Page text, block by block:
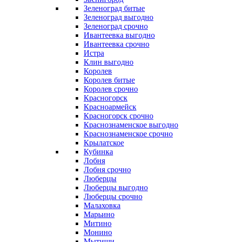
Зеленоград битые
Зеленоград выгодно
Зеленоград срочно
Ивантеевка выгодно
Ивантеевка срочно
Истра
Клин выгодно
Королев
Королев битые
Королев срочно
Красногорск
Красноармейск
Красногорск срочно
Краснознаменское выгодно
Краснознаменское срочно
Крылатское
Кубинка
Лобня
Лобня срочно
Люберцы
Люберцы выгодно
Люберцы срочно
Малаховка
Марьино
Митино
Монино